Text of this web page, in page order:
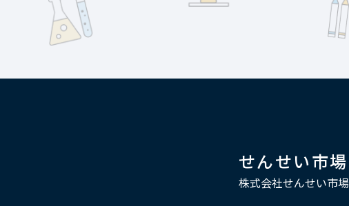
せんせい市場
株式会社せんせい市場